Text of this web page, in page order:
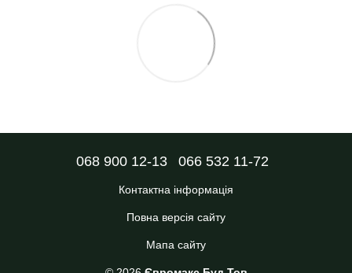
068 900 12-13 066 532 11-72
Контактна інформація
Повна версія сайту
Мапа сайту